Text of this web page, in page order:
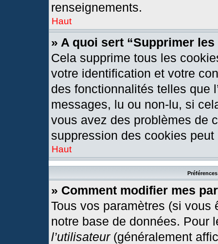
renseignements.
Haut
» A quoi sert “Supprimer
Cela supprime tous les
votre identification et votre
des fonctionnalités telles que
messages, lu ou non-lu, si
vous avez des problèmes de
suppression des cookies peut
Haut
» Comment modifier mes
Tous vos paramètres (si
notre base de données. Pour
l’utilisateur(généralement